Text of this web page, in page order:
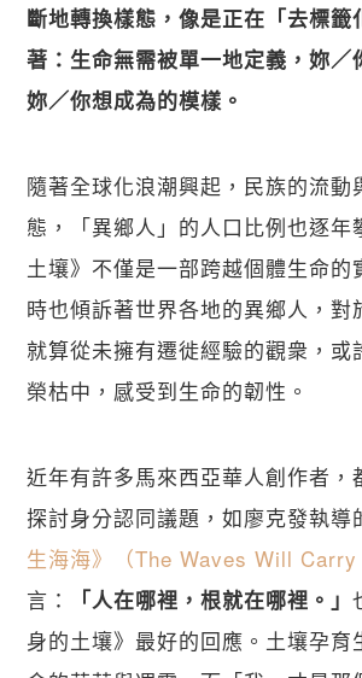
斷地轉換樣態，像是正在「去標籤
著：生命無需被單一地定義，妳／
妳／你想成為的模樣。
隨著全球化浪潮興起，民族的流動
態，「異鄉人」的人口比例也逐年
土壤》不僅是一部跨越個體生命的
時也傾訴著世界各地的異鄉人，對
就算從未擁有遷徙經驗的觀衆，或
榮枯中，感受到生命的韌性。
近年有許多馬來西亞華人創作者，
探討身分認同議題，如廖克發執導
生海海》（The Waves Will Carry
言：
「人在哪裡，根就在哪裡。」
身的土壤》最好的回應。土壤孕育